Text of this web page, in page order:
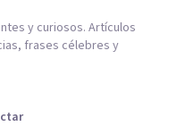
y curiosos. Artículos
frases célebres y